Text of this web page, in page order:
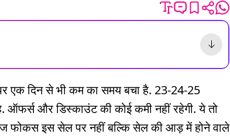
एक दिन से भी कम का समय बचा है. 23-24-25
ऑफर्स और डिस्काउंट की कोई कमी नहीं रहेगी. ये तो
फोकस इस सेल पर नहीं बल्कि सेल की आड़ में होने वाले